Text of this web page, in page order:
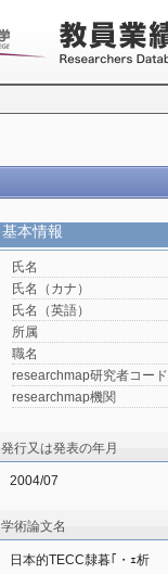
基本情報
氏名
氏名（カナ）
氏名（英語）
所属
職名
researchmap研究者コード
researchmap機関
発行又は発表の年月
2004/07
学術論文名
日本的TECC隸暮｢・ｪ析